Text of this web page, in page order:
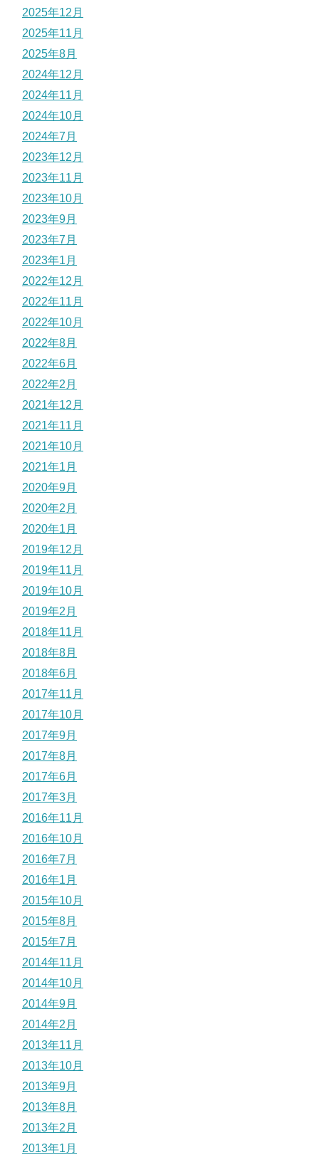
2025年12月
2025年11月
2025年8月
2024年12月
2024年11月
2024年10月
2024年7月
2023年12月
2023年11月
2023年10月
2023年9月
2023年7月
2023年1月
2022年12月
2022年11月
2022年10月
2022年8月
2022年6月
2022年2月
2021年12月
2021年11月
2021年10月
2021年1月
2020年9月
2020年2月
2020年1月
2019年12月
2019年11月
2019年10月
2019年2月
2018年11月
2018年8月
2018年6月
2017年11月
2017年10月
2017年9月
2017年8月
2017年6月
2017年3月
2016年11月
2016年10月
2016年7月
2016年1月
2015年10月
2015年8月
2015年7月
2014年11月
2014年10月
2014年9月
2014年2月
2013年11月
2013年10月
2013年9月
2013年8月
2013年2月
2013年1月